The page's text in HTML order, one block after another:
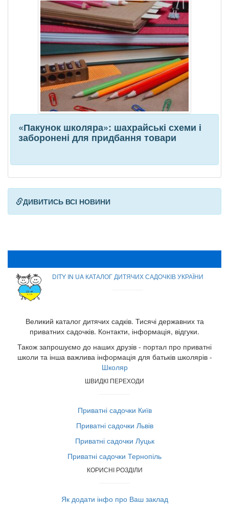
«Пакунок школяра»: шахрайські схеми і
заборонені для придбання товари
ДИВИТИСЬ ВСІ НОВИНИ
DITY IN UA КАТАЛОГ ДИТЯЧИХ САДОЧКІВ УКРАЇНИ
Великий каталог дитячих садків. Тисячі державних та
приватних садочків. Контакти, інформація, відгуки.
Також запрошуємо до наших друзів - портал про приватні
школи та інша важлива інформація для батьків школярів -
Школяр
ШВИДКІ ПЕРЕХОДИ
Приватні садочки Київ
Приватні садочки Львів
Приватні садочки Луцьк
Приватні садочки Тернопіль
КОРИСНІ РОЗДІЛИ
Як додати інфо про Ваш заклад